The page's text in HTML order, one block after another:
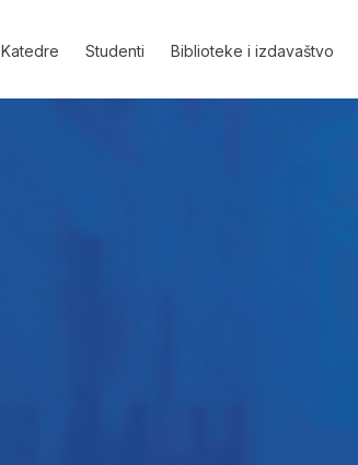
Katedre Studenti Biblioteke i izdavaštvo